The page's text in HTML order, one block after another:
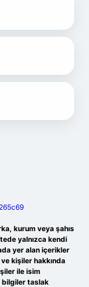
kurum veya şahıs
yalnızca kendi
yer alan içerikler
kişiler hakkında
ile isim
bilgiler taslak